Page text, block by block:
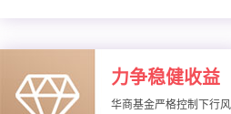
力争稳健收益
华商基金严格控制下行风